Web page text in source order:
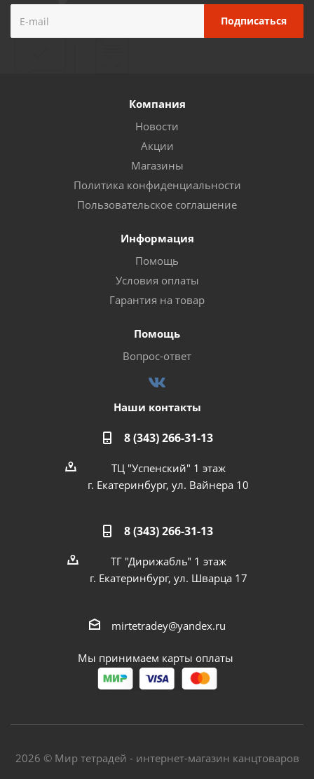
Компания
Новости
Акции
Магазины
Политика конфиденциальности
Пользовательское соглашение
Информация
Помощь
Условия оплаты
Гарантия на товар
Помощь
Вопрос-ответ
Наши контакты
8 (343) 266-31-13
ТЦ "Успенский" 1 этаж
г. Екатеринбург, ул. Вайнера 10
8 (343) 266-31-13
ТГ "Дирижабль" 1 этаж
г. Екатеринбург, ул. Шварца 17
mirtetradey@yandex.ru
Мы принимаем карты оплаты
2026 © Мир тетрадей - интернет-магазин канцтоваров